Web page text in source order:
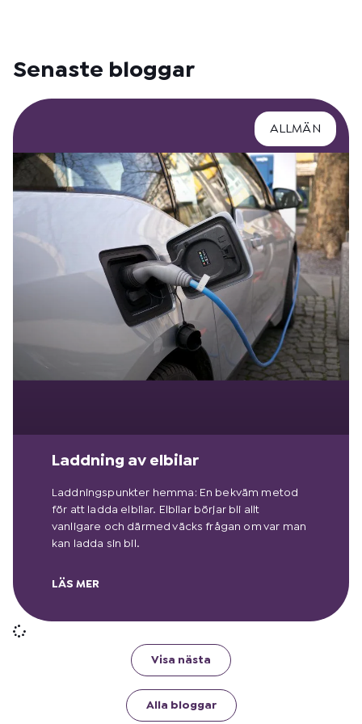
Senaste bloggar
ALLMÄN
Laddning av elbilar
Laddningspunkter hemma: En bekväm metod
för att ladda elbilar. Elbilar börjar bli allt
vanligare och därmed väcks frågan om var man
kan ladda sin bil.
LÄS MER
Visa nästa
Alla bloggar